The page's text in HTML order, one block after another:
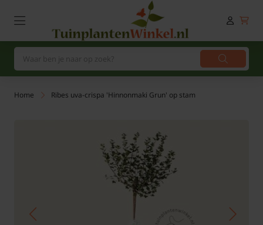
Home Ribes uva-crispa 'Hinnonmaki Grun' op stam